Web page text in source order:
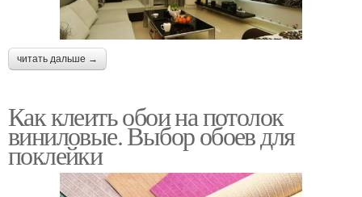
читать дальше →
Как клеить обои на потолок
виниловые. Выбор обоев для
поклейки